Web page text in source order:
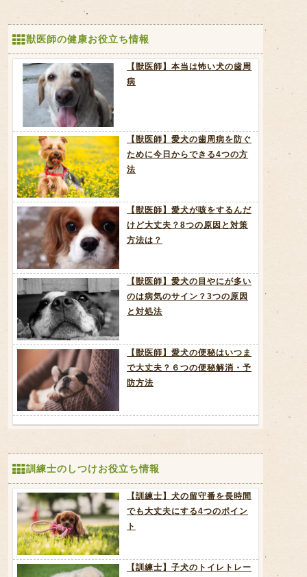
獣医師の健康お役立ち情報
【獣医師】本当は怖い犬の歯周
病
【獣医師】愛犬の歯周病を防ぐ
ために今日からできる4つの方
法
【獣医師】愛犬が咳をするんだ
けど大丈夫？8つの原因と対策
方法は？
【獣医師】愛犬の目やにが多い
のは病気のサイン？3つの原因
と対処法
【獣医師】愛犬の便秘はいつま
で大丈夫？６つの便秘解消・予
防方法
訓練士のしつけお役立ち情報
【訓練士】犬の留守番を長時間
でも大丈夫にする4つのポイン
ト
【訓練士】子犬のトイレトレー